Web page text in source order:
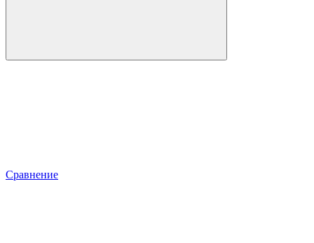
Сравнение